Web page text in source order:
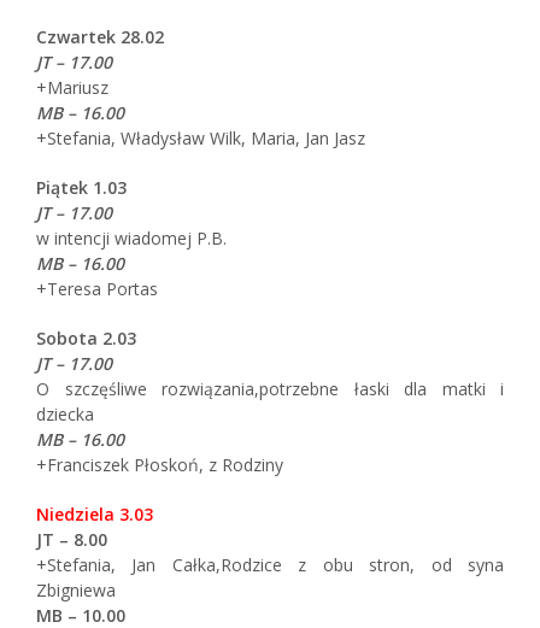
Czwartek 28.02
JT – 17.00
+Mariusz
MB – 16.00
+Stefania, Władysław Wilk, Maria, Jan Jasz
Piątek 1.03
JT – 17.00
w intencji wiadomej P.B.
MB – 16.00
+Teresa Portas
Sobota 2.03
JT – 17.00
O szczęśliwe rozwiązania,potrzebne łaski dla matki i
dziecka
MB – 16.00
+Franciszek Płoskoń, z Rodziny
Niedziela 3.03
JT – 8.00
+Stefania, Jan Całka,Rodzice z obu stron, od syna
Zbigniewa
MB – 10.00